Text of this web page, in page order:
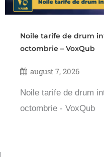
Noile tarife de drum
octombrie – VoxQub
august 7, 2026
Noile tarife de drum
octombrie - VoxQub